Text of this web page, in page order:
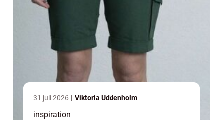
31 juli 2026 Viktoria Uddenholm
inspiration